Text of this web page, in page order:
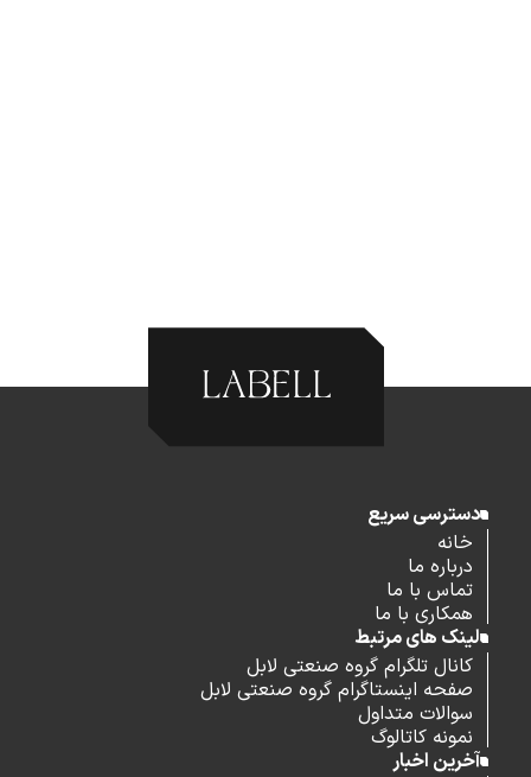
دسترسی سریع
خانه
درباره ما
تماس با ما
همکاری با ما
لینک های مرتبط
کانال تلگرام گروه صنعتی لابل
صفحه اینستاگرام گروه صنعتی لابل
سوالات متداول
نمونه کاتالوگ
آخرین اخبار